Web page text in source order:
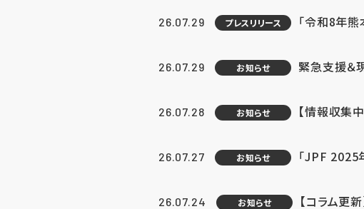
26.07.29 プレスリリース 「令和8年
26.07.29 お知らせ 緊急支援＆
26.07.28 お知らせ 【情報収集
26.07.27 お知らせ 「JPF 2025
26.07.24 お知らせ 【コラム更